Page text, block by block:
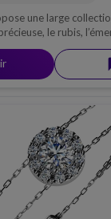
une large
le rubis,
en tant que
à une qualité
intermédiaires,